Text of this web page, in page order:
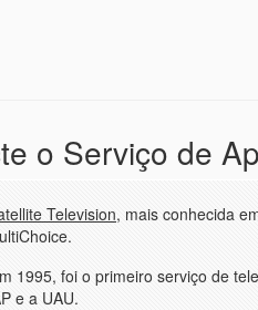
o Serviço de
Television, mais conhecida
1995, foi o primeiro serviço de
e a UAU.